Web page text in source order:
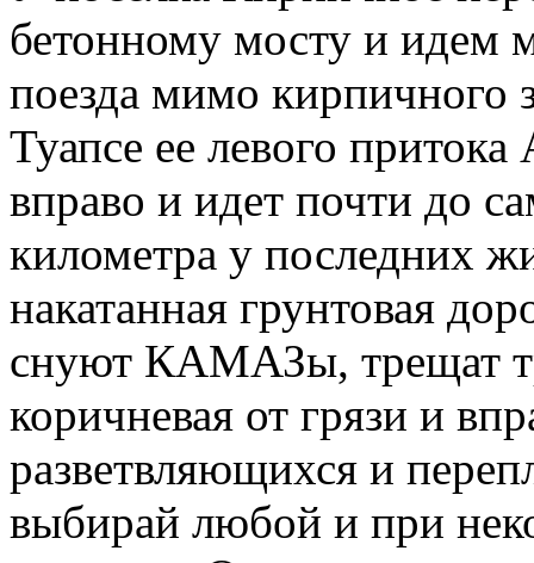
бетонному мосту и идем
поезда мимо кирпичного
Туапсе ее левого
вправо и идет почти до
километра у последних
накатанная грунтовая
снуют КАМАЗы, трещат
коричневая от грязи и
разветвляющихся и
выбирай любой и при